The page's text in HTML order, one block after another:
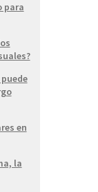
para
en
la